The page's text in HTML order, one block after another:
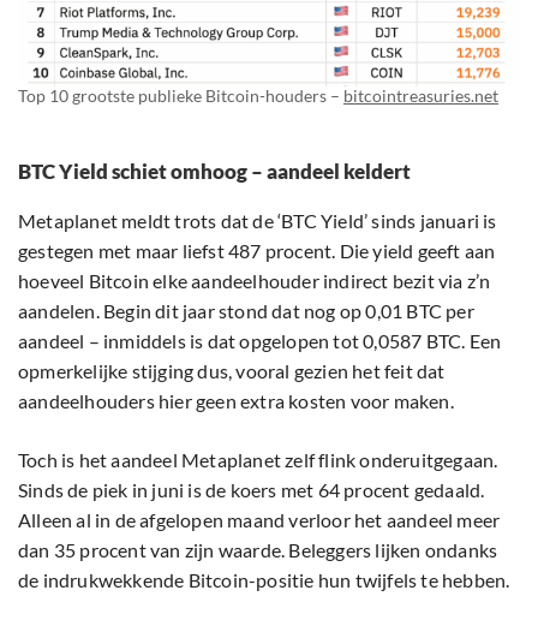
Top 10 grootste publieke Bitcoin-houders – bitcointreasuries.net
BTC Yield schiet omhoog – aandeel keldert
Metaplanet meldt trots dat de ‘BTC Yield’ sinds januari is
gestegen met maar liefst 487 procent. Die yield geeft aan
hoeveel Bitcoin elke aandeelhouder indirect bezit via z’n
aandelen. Begin dit jaar stond dat nog op 0,01 BTC per
aandeel – inmiddels is dat opgelopen tot 0,0587 BTC. Een
opmerkelijke stijging dus, vooral gezien het feit dat
aandeelhouders hier geen extra kosten voor maken.
Toch is het aandeel Metaplanet zelf flink onderuitgegaan.
Sinds de piek in juni is de koers met 64 procent gedaald.
Alleen al in de afgelopen maand verloor het aandeel meer
dan 35 procent van zijn waarde. Beleggers lijken ondanks
de indrukwekkende Bitcoin-positie hun twijfels te hebben.